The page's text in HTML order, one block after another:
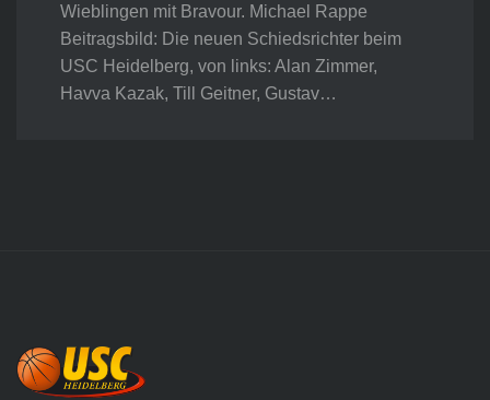
Wieblingen mit Bravour. Michael Rappe
Beitragsbild: Die neuen Schiedsrichter beim
USC Heidelberg, von links: Alan Zimmer,
Havva Kazak, Till Geitner, Gustav…